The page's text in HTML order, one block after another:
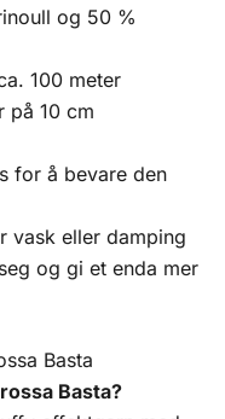
og 50 %
100 meter
på 10 cm
for å bevare den
vask eller damping
og gi et enda mer
Basta
Basta?